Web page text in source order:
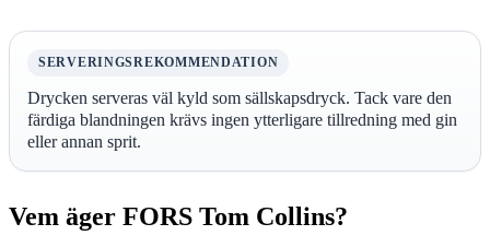
SERVERINGSREKOMMENDATION
Drycken serveras väl kyld som sällskapsdryck. Tack vare den
färdiga blandningen krävs ingen ytterligare tillredning med gin
eller annan sprit.
Vem äger FORS Tom Collins?